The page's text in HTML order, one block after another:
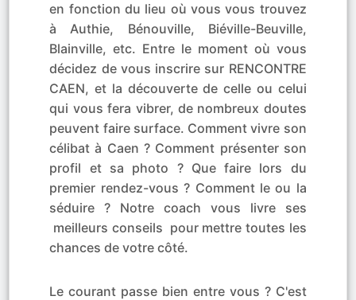
en fonction du lieu où vous vous trouvez
à Authie, Bénouville, Biéville-Beuville,
Blainville, etc. Entre le moment où vous
décidez de vous inscrire sur RENCONTRE
CAEN, et la découverte de celle ou celui
qui vous fera vibrer, de nombreux doutes
peuvent faire surface. Comment vivre son
célibat à Caen ? Comment présenter son
profil et sa photo ? Que faire lors du
premier rendez-vous ? Comment le ou la
séduire ? Notre coach vous livre ses
meilleurs conseils pour mettre toutes les
chances de votre côté.
Le courant passe bien entre vous ? C'est